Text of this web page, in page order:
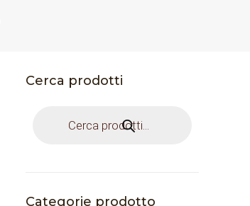
Cerca prodotti
search
Categorie prodotto